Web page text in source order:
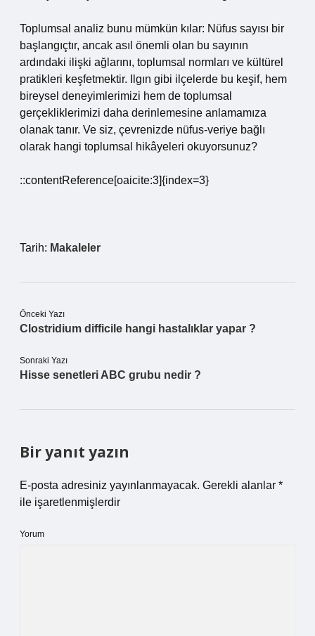
Toplumsal analiz bunu mümkün kılar: Nüfus sayısı bir
başlangıçtır, ancak asıl önemli olan bu sayının
ardındaki ilişki ağlarını, toplumsal normları ve kültürel
pratikleri keşfetmektir. Ilgın gibi ilçelerde bu keşif, hem
bireysel deneyimlerimizi hem de toplumsal
gerçekliklerimizi daha derinlemesine anlamamıza
olanak tanır. Ve siz, çevrenizde nüfus‑veriye bağlı
olarak hangi toplumsal hikâyeleri okuyorsunuz?
::contentReference[oaicite:3]{index=3}
Tarih: Makaleler
Önceki Yazı
Clostridium difficile hangi hastalıklar yapar ?
Sonraki Yazı
Hisse senetleri ABC grubu nedir ?
Bir yanıt yazın
E-posta adresiniz yayınlanmayacak. Gerekli alanlar *
ile işaretlenmişlerdir
Yorum